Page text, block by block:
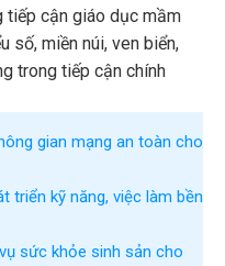
tiếp cận giáo dục mầm
số, miền núi, ven biển,
trong tiếp cận chính
gian mạng an toàn cho
triển kỹ năng, việc làm bền
sức khỏe sinh sản cho